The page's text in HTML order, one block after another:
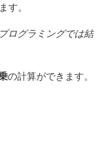
す。
ログラミングでは結
の計算ができます。